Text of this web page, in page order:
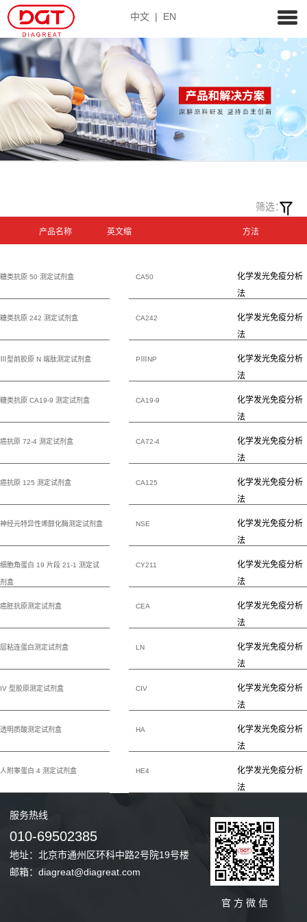
中文 | EN
产品名称
英文缩
方法
筛选：
糖类抗原 50 测定试剂盒 CA50
化学发光免疫分析
法
糖类抗原 242 测定试剂盒 CA242
化学发光免疫分析
法
Ⅲ型前胶原 N 端肽测定试剂盒 PⅢNP
化学发光免疫分析
法
糖类抗原 CA19-9 测定试剂盒 CA19-9
化学发光免疫分析
法
癌抗原 72-4 测定试剂盒 CA72-4
化学发光免疫分析
法
癌抗原 125 测定试剂盒 CA125
化学发光免疫分析
法
神经元特异性烯醇化酶测定试剂盒 NSE
化学发光免疫分析
法
细胞角蛋白 19 片段 21-1 测定试
剂盒
CY211
化学发光免疫分析
法
癌胚抗原测定试剂盒 CEA
化学发光免疫分析
法
层粘连蛋白测定试剂盒 LN
化学发光免疫分析
法
IV 型胶原测定试剂盒 CIV
化学发光免疫分析
法
透明质酸测定试剂盒 HA
化学发光免疫分析
法
人附睾蛋白 4 测定试剂盒 HE4
化学发光免疫分析
法
服务热线
010-69502385
地址：北京市通州区环科中路2号院19号楼
邮箱：diagreat@diagreat.com
官 方 微 信